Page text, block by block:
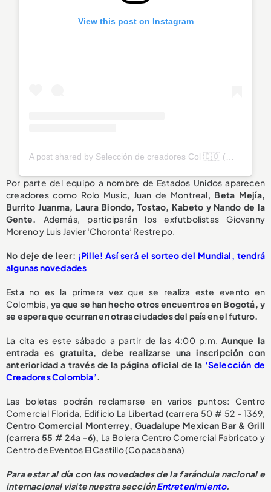
View this post on Instagram
Por parte del equipo a nombre de Estados Unidos aparecen
creadores como Rolo Music, Juan de Montreal, Beta Mejía,
Burrito Juanma, Laura Biondo, Tostao, Kabeto y Nando de la
Gente. Además, participarán los exfutbolistas Giovanny
Moreno y Luis Javier ‘Choronta’ Restrepo.
No deje de leer: ¡Pille! Así será el sorteo del Mundial, tendrá
algunas novedades
Esta no es la primera vez que se realiza este evento en
Colombia, ya que se han hecho otros encuentros en Bogotá, y
se espera que ocurran en otras ciudades del país en el futuro.
La cita es este sábado a partir de las 4:00 p.m.Aunque la
entrada es gratuita, debe realizarse una inscripción con
anterioridad a través de la página oficial de la ‘Selección de
Creadores Colombia’.
Las boletas podrán reclamarse en varios puntos: Centro
Comercial Florida, Edificio La Libertad (carrera 50 # 52 - 1369,
Centro Comercial Monterrey, Guadalupe Mexican Bar & Grill
(carrera 55 # 24a -6), La Bolera Centro Comercial Fabricato y
Centro de Eventos El Castillo (Copacabana)
Para estar al día con las novedades de la farándula nacional e
internacional visite nuestra secciónEntretenimiento.